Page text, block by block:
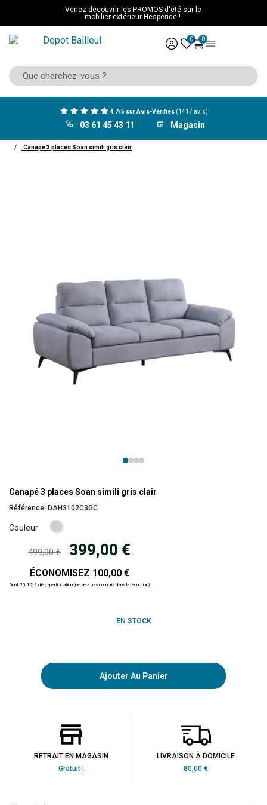
Venez découvrir les PROMOS d'été sur le
mobilier extérieur Hespéride !
0 0
4.7/5 sur Avis-Vérifiés (1417 avis)
03 61 45 43 11 Magasin
Canapé 3 places Soan simili gris clair
Canapé 3 places Soan simili gris clair
Référence: DAH3102C3GC
Couleur
Gris
clair
499,00 € 399,00 €
ÉCONOMISEZ 100,00 €
Dont 20,12 € d'éco-participation (ne sera pas compris dans la réduction)
EN STOCK
Ajouter Au Panier
RETRAIT EN MAGASIN
Gratuit !
LIVRAISON À DOMICILE
80,00 €